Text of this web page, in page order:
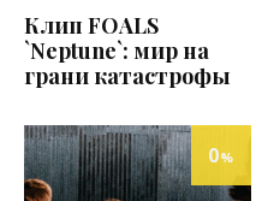
Клип FOALS
`Neptune`: мир на
грани катастрофы
0%